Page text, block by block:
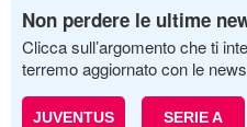
Non perdere le ultime
Clicca sull’argomento che ti
terremo aggiornato con le
JUVENTUS SERIE A